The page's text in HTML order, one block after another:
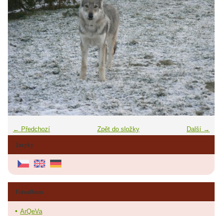
← Předchozí Další →
Zpět do složky
Jazyky
Fotoalbum
ArQeVa